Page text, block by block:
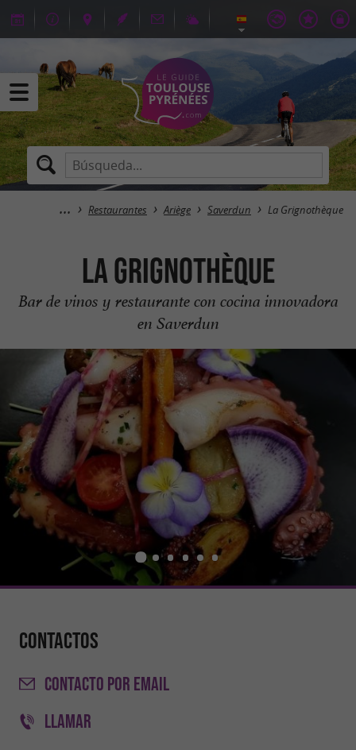
Restaurantes Ariège Saverdun La Grignothèque
La Grignothèque
Bar de vinos y restaurante con cocina innovadora
en Saverdun
Contactos
CONTACTO POR EMAIL
LLAMAR